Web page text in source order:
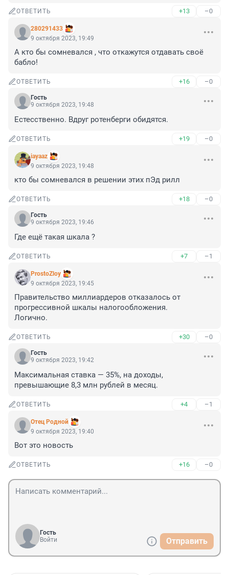
ОТВЕТИТЬ +13 –0
280291433
9 октября 2023, 19:49
А кто бы сомневался , что откажутся отдавать своё
бабло!
ОТВЕТИТЬ +16 –0
Гость
9 октября 2023, 19:48
Естесственно. Вдруг ротенберги обидятся.
ОТВЕТИТЬ +19 –0
iayaaz
9 октября 2023, 19:48
кто бы сомневался в решении этих пЭд рилл
ОТВЕТИТЬ +18 –0
Гость
9 октября 2023, 19:46
Где ещё такая шкала ?
ОТВЕТИТЬ +7 –1
ProstoZloy
9 октября 2023, 19:45
Правительство миллиардеров отказалось от
прогрессивной шкалы налогообложения.
Логично.
ОТВЕТИТЬ +30 –0
Гость
9 октября 2023, 19:42
Максимальная ставка — 35%, на доходы,
превышающие 8,3 млн рублей в месяц.
ОТВЕТИТЬ +4 –1
Отец Родной
9 октября 2023, 19:40
Вот это новость
ОТВЕТИТЬ +16 –0
Гость
Войти
Отправить